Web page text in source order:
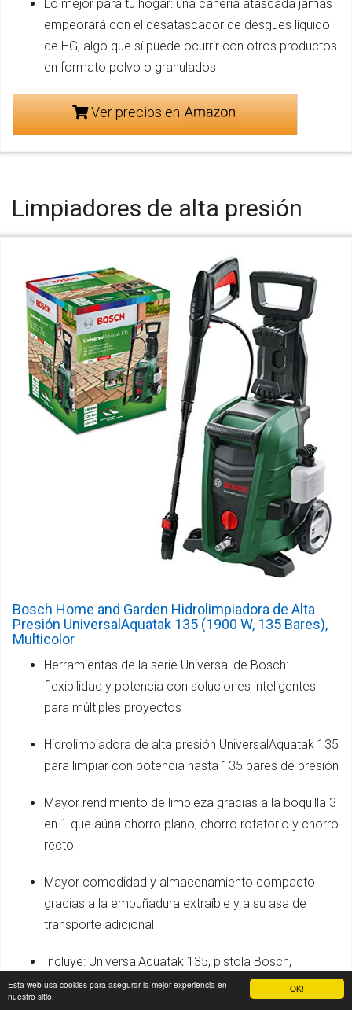
OK!
Esta web usa cookies para asegurar la mejor experiencia en
nuestro sitio.
Lo mejor para tu hogar: una cañería atascada jamás
empeorará con el desatascador de desgües líquido
de HG, algo que sí puede ocurrir con otros productos
en formato polvo o granulados
Ver precios en
Limpiadores de alta presión
Bosch Home and Garden Hidrolimpiadora de Alta
Presión UniversalAquatak 135 (1900 W, 135 Bares),
Multicolor
Herramientas de la serie Universal de Bosch:
flexibilidad y potencia con soluciones inteligentes
para múltiples proyectos
Hidrolimpiadora de alta presión UniversalAquatak 135
para limpiar con potencia hasta 135 bares de presión
Mayor rendimiento de limpieza gracias a la boquilla 3
en 1 que aúna chorro plano, chorro rotatorio y chorro
recto
Mayor comodidad y almacenamiento compacto
gracias a la empuñadura extraíble y a su asa de
transporte adicional
Incluye: UniversalAquatak 135, pistola Bosch,
manguera 7 metros, boquilla 3 en 1 (recto, rotativo y
abanico), boquilla detergente 450 ml, filtro